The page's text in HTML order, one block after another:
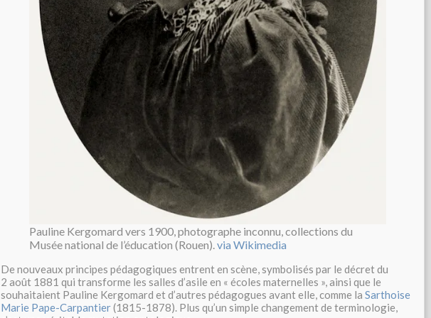
Pauline Kergomard vers 1900, photographe inconnu, collections du
Musée national de l’éducation (Rouen). via Wikimedia
De nouveaux principes pédagogiques entrent en scène, symbolisés par le décret du
2 août 1881 qui transforme les salles d’asile en « écoles maternelles », ainsi que le
souhaitaient Pauline Kergomard et d’autres pédagogues avant elle, comme la Sarthoise
Marie Pape-Carpantier(1815-1878). Plus qu’un simple changement de terminologie,